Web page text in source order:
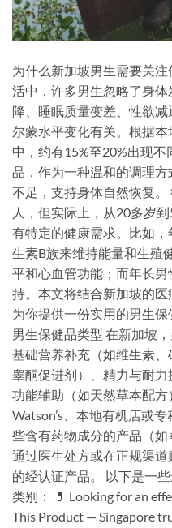
为什么新加坡男生需要关
活中，许多男生忽略了身
降、睡眠质量变差、性欲
尔蒙水平变化有关。根据
中，约有15%至20%出现
品，作为一种温和的调理
不足，支持身体自然恢复
人，但实际上，从20多岁
有特定的健康需求。比如
生素B族来维持能量和生殖
平和心血管功能；而年长
持。本文将结合新加坡的医
为你提供一份实用的男生
男生保健品类型 在新加坡
基础营养补充（如维生素
睾酮促进剂）、精力与耐
功能辅助（如天然草本配方
Watson’s、本地有机店或
些含有药物成分的产品（
通过医生处方或在正规渠道
的经认证产品。 以下是一
类别： 💊 Looking for an
This Product — Singapore